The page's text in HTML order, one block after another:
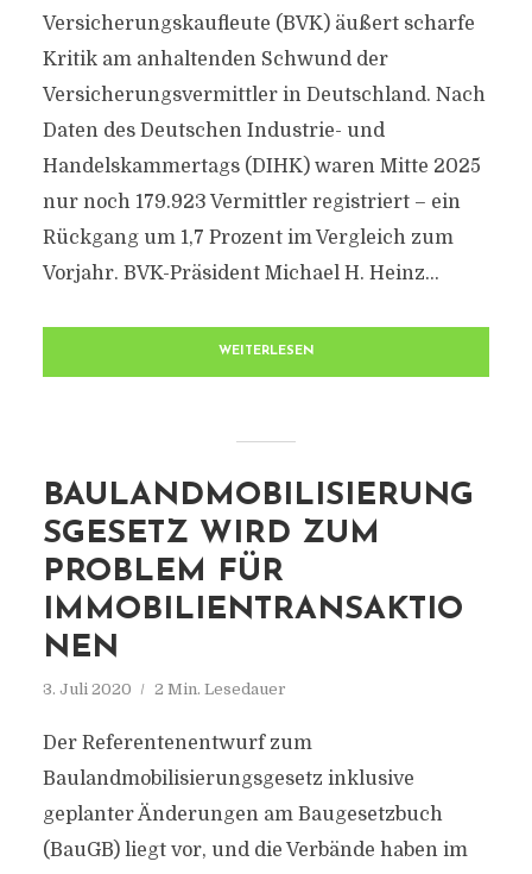
Versicherungskaufleute (BVK) äußert scharfe
Kritik am anhaltenden Schwund der
Versicherungsvermittler in Deutschland. Nach
Daten des Deutschen Industrie- und
Handelskammertags (DIHK) waren Mitte 2025
nur noch 179.923 Vermittler registriert – ein
Rückgang um 1,7 Prozent im Vergleich zum
Vorjahr. BVK-Präsident Michael H. Heinz...
WEITERLESEN
BAULANDMOBILISIERUNG
SGESETZ WIRD ZUM
PROBLEM FÜR
IMMOBILIENTRANSAKTIO
NEN
3. Juli 2020 2 Min. Lesedauer
Der Referentenentwurf zum
Baulandmobilisierungsgesetz inklusive
geplanter Änderungen am Baugesetzbuch
(BauGB) liegt vor, und die Verbände haben im